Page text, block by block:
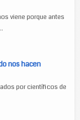
viene porque antes
nos hacen
por científicos de